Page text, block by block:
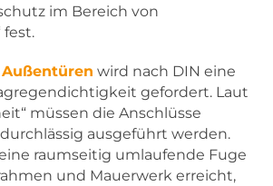
im Bereich von
fest.
Außentüren wird nach DIN eine
gefordert. Laut
müssen die Anschlüsse
ausgeführt werden.
raumseitig umlaufende Fuge
und Mauerwerk erreicht,